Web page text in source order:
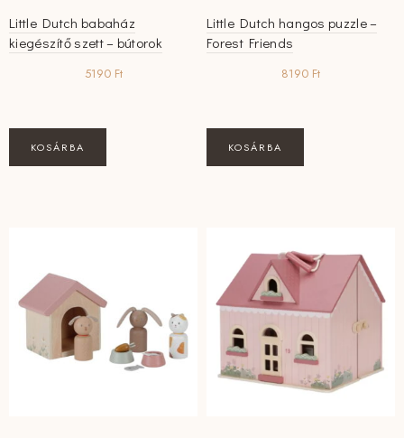
Little Dutch babaház
kiegészítő szett – bútorok
5190 Ft
KOSÁRBA
Little Dutch hangos puzzle –
Forest Friends
8190 Ft
KOSÁRBA